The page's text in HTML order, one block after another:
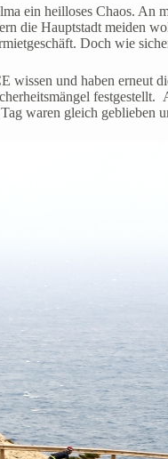
ein heilloses Chaos.
die Hauptstadt meiden
Doch wie
und haben erneut
waren gleich